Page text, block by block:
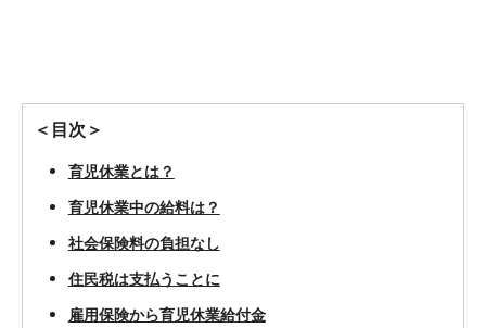
＜目次＞
育児休業とは？
育児休業中の給料は？
社会保険料の負担なし
住民税は支払うことに
雇用保険から育児休業給付金